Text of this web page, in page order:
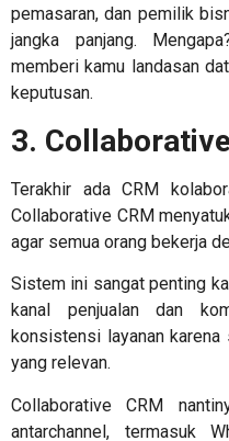
pemasaran, dan pemilik
jangka panjang.
memberi kamu landasan
keputusan.
3.
Terakhir ada CRM
Collaborative CRM
agar semua orang bekerja
Sistem ini sangat penting
kanal penjualan dan
konsistensi layanan
yang relevan.
Collaborative CRM
antarchannel, termasuk